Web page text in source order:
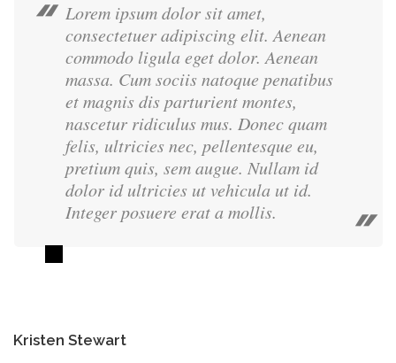
Lorem ipsum dolor sit amet,
consectetuer adipiscing elit. Aenean
commodo ligula eget dolor. Aenean
massa. Cum sociis natoque penatibus
et magnis dis parturient montes,
nascetur ridiculus mus. Donec quam
felis, ultricies nec, pellentesque eu,
pretium quis, sem augue. Nullam id
dolor id ultricies ut vehicula ut id.
Integer posuere erat a mollis.
Kristen Stewart